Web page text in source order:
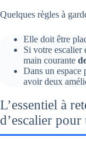
Quelques règles à
Elle doit être
Si votre escalier
main courante
Dans un
avoir deux
L’essentiel à
d’escalier